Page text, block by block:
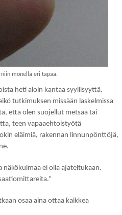
monella eri tapaa.
heti aloin kantaa syyllisyyttä.
tutkimuksen missään laskelmissa
että olen suojellut metsää tai
teen vapaaehtoistyötä
eläimiä, rakennan linnunpönttöjä,
näkökulmaa ei olla ajateltukaan.
osaa aina ottaa kaikkea